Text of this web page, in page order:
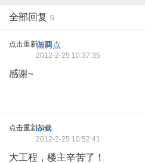
全部回复 6
点击重新加载
低调点
2012-2-25 10:37:35
感谢~
点击重新加载
look
2012-2-25 10:52:41
大工程，楼主辛苦了！